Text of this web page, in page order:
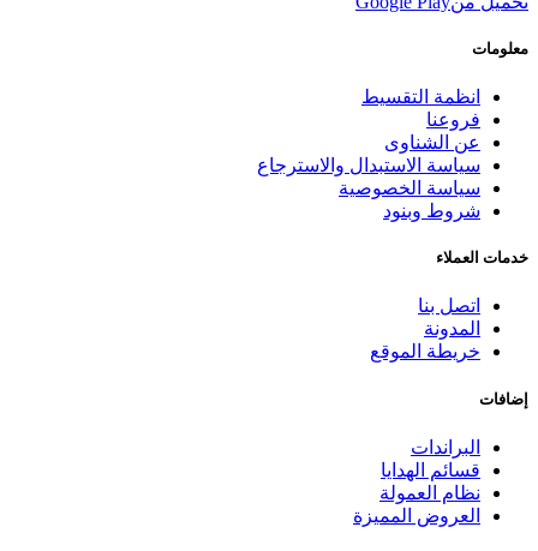
معلومات
انظمة التقسيط
فروعنا
عن الشناوى
سياسة الاستبدال والاسترجاع
سياسة الخصوصية
شروط وبنود
خدمات العملاء
اتصل بنا
المدونة
خريطة الموقع
إضافات
البراندات
قسائم الهدايا
نظام العمولة
العروض المميزة